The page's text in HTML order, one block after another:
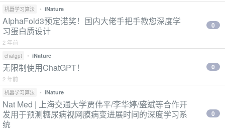
机器学习算法 • iNature
AIphaFold3预定诺奖！国内大佬手把手教您深度学
习蛋白质设计
2 年前
0
chatgpt • iNature
无限制使用ChatGPT！
2 年前
0
机器学习算法 • iNature
Nat Med | 上海交通大学贾伟平/李华婷/盛斌等合作开
发用于预测糖尿病视网膜病变进展时间的深度学习系
统
0